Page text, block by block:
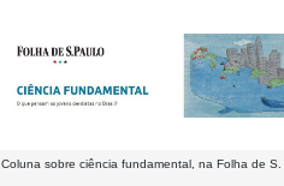
Coluna sobre ciência fundamental, na Folha de